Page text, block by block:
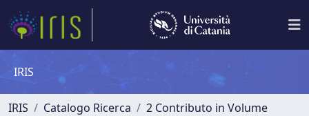
IRIS
IRIS Catalogo Ricerca
2 Contributo in Volume